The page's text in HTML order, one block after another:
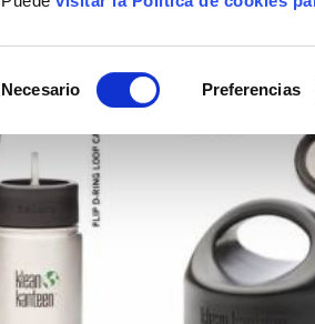
de
Necesario Preferencias